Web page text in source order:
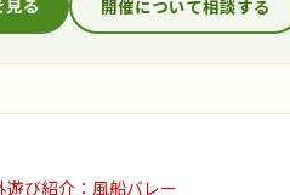
る 開催について相談する
遊び紹介：風船バレー